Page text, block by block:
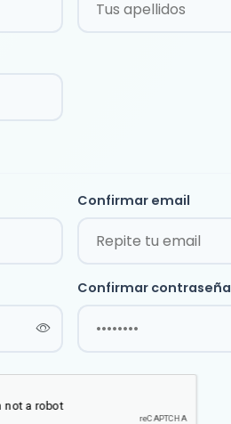
Confirmar email
Confirmar contraseña